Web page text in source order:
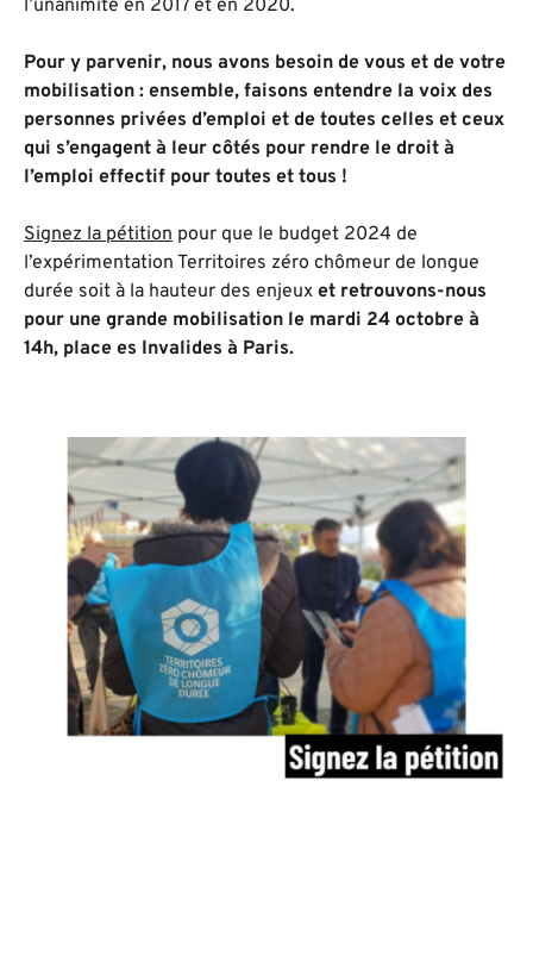
l’unanimité en 2017 et en 2020.
Pour y parvenir, nous avons besoin de vous et de votre
mobilisation : ensemble, faisons entendre la voix des
personnes privées d’emploi et de toutes celles et ceux
qui s’engagent à leur côtés pour rendre le droit à
l’emploi effectif pour toutes et tous !
Signez la pétition pour que le budget 2024 de
l’expérimentation Territoires zéro chômeur de longue
durée soit à la hauteur des enjeux et retrouvons-nous
pour une grande mobilisation le mardi 24 octobre à
14h, place es Invalides à Paris.